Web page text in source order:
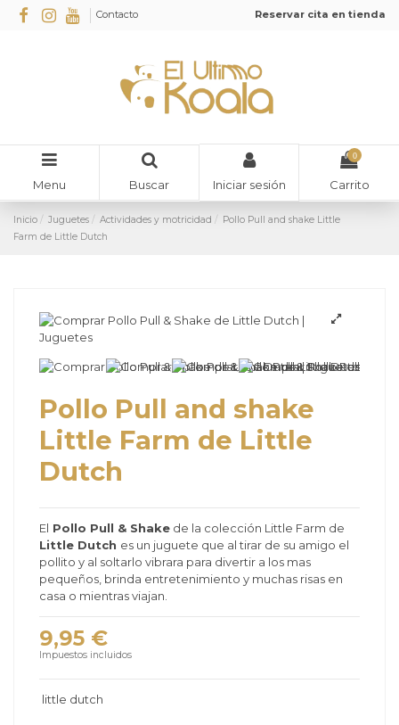
Contacto Reservar cita en tienda
Menu Buscar Iniciar sesión
0
Carrito
Inicio Juguetes Actividades y motricidad
Pollo Pull and shake Little
Farm de Little Dutch
Pollo Pull and shake
Little Farm de Little
Dutch
El Pollo Pull & Shake de la colección Little Farm de
Little Dutch es un juguete que al tirar de su amigo el
pollito y al soltarlo vibrara para divertir a los mas
pequeños, brinda entretenimiento y muchas risas en
casa o mientras viajan.
9,95 €
Impuestos incluidos
little dutch